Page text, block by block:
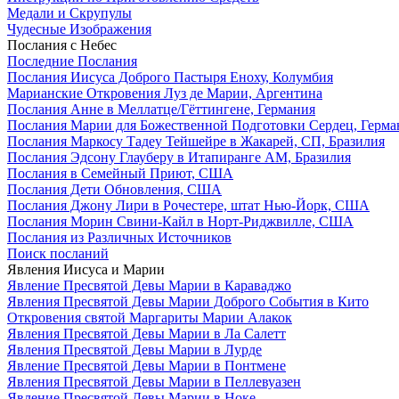
Медали и Скрупулы
Чудесные Изображения
Послания с Небес
Последние Послания
Послания Иисуса Доброго Пастыря Еноху, Колумбия
Марианские Откровения Луз де Марии, Аргентина
Послания Анне в Меллатце/Гёттингене, Германия
Послания Марии для Божественной Подготовки Сердец,
Послания Маркосу Тадеу Тейшейре в Жакарей, СП, Бразилия
Послания Эдсону Глауберу в Итапиранге AM, Бразилия
Послания в Семейный Приют, США
Послания Дети Обновления, США
Послания Джону Лири в Рочестере, штат Нью-Йорк, США
Послания Морин Свини-Кайл в Норт-Риджвилле, США
Послания из Различных Источников
Поиск посланий
Явления Иисуса и Марии
Явление Пресвятой Девы Марии в Караваджо
Явления Пресвятой Девы Марии Доброго События в Кито
Откровения святой Маргариты Марии Алакок
Явления Пресвятой Девы Марии в Ла Салетт
Явления Пресвятой Девы Марии в Лурде
Явление Пресвятой Девы Марии в Понтмене
Явления Пресвятой Девы Марии в Пеллевуазен